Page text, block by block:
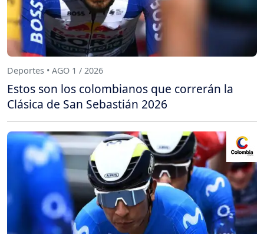
Deportes • AGO 1 / 2026
Estos son los colombianos que correrán la
Clásica de San Sebastián 2026